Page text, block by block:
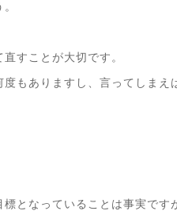
すことが大切です。
もありますし、言ってしまえ
となっていることは事実です